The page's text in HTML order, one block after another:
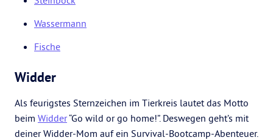
Wassermann
Fische
Widder
Als feurigstes Sternzeichen im Tierkreis lautet das Motto
beim Widder“Go wild or go home!”. Deswegen geht’s mit
deiner Widder-Mom auf ein Survival-Bootcamp-Abenteuer.